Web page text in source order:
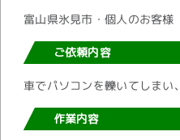
富山県氷見市・個人のお客様
ご依頼内容
車でパソコンを轢いてしまい
作業内容